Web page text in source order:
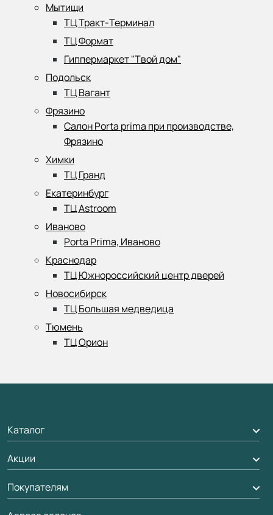
Мытищи
ТЦ Тракт-Терминал
ТЦ Формат
Гиппермаркет "Твой дом"
Подольск
ТЦ Вагант
Фрязино
Салон Porta prima при производстве,
Фрязино
Химки
ТЦ Гранд
Екатеринбург
ТЦ Astroom
Иваново
Porta Prima, Иваново
Краснодар
ТЦ Южнороссийский центр дверей
Новосибирск
ТЦ Большая медведица
Тюмень
ТЦ Орион
Каталог
Межкомнатные двери
Подбор двери
Акции
Акции компании
Покупателям